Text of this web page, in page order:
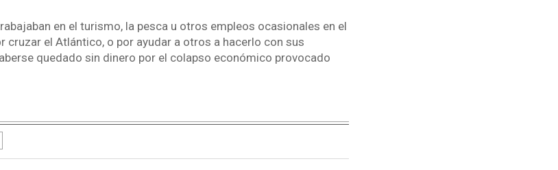
en el turismo, la pesca u otros empleos ocasionales en el
cruzar el Atlántico, o por ayudar a otros a hacerlo con sus
quedado sin dinero por el colapso económico provocado